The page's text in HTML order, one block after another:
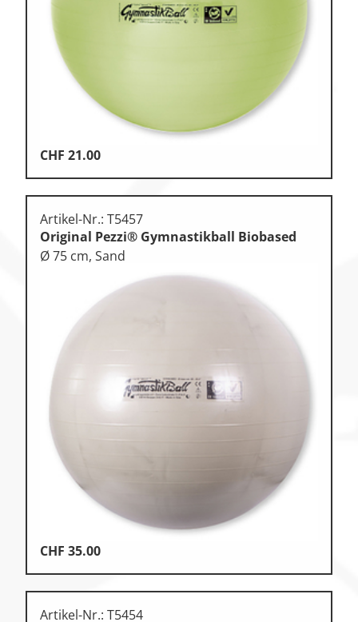
CHF 21.00
Artikel-Nr.: T5457
Original Pezzi® Gymnastikball Biobased
Ø 75 cm, Sand
CHF 35.00
Artikel-Nr.: T5454